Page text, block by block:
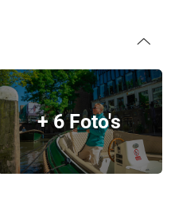
+ 6 Foto's